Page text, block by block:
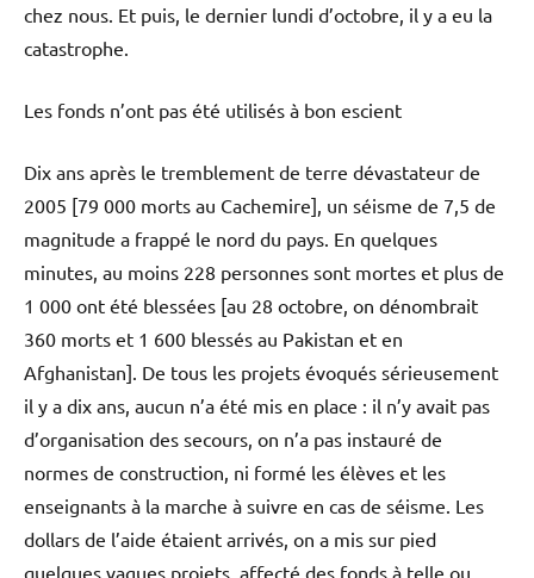
chez nous. Et puis, le dernier lundi d’octobre, il y a eu la
catastrophe.
Les fonds n’ont pas été utilisés à bon escient
Dix ans après le tremblement de terre dévastateur de
2005 [79 000 morts au Cachemire], un séisme de 7,5 de
magnitude a frappé le nord du pays. En quelques
minutes, au moins 228 personnes sont mortes et plus de
1 000 ont été blessées [au 28 octobre, on dénombrait
360 morts et 1 600 blessés au Pakistan et en
Afghanistan]. De tous les projets évoqués sérieusement
il y a dix ans, aucun n’a été mis en place : il n’y avait pas
d’organisation des secours, on n’a pas instauré de
normes de construction, ni formé les élèves et les
enseignants à la marche à suivre en cas de séisme. Les
dollars de l’aide étaient arrivés, on a mis sur pied
quelques vagues projets, affecté des fonds à telle ou